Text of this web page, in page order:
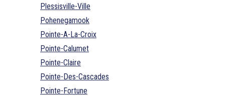
Plessisville-Ville
Pohenegamook
Pointe-A-La-Croix
Pointe-Calumet
Pointe-Claire
Pointe-Des-Cascades
Pointe-Fortune